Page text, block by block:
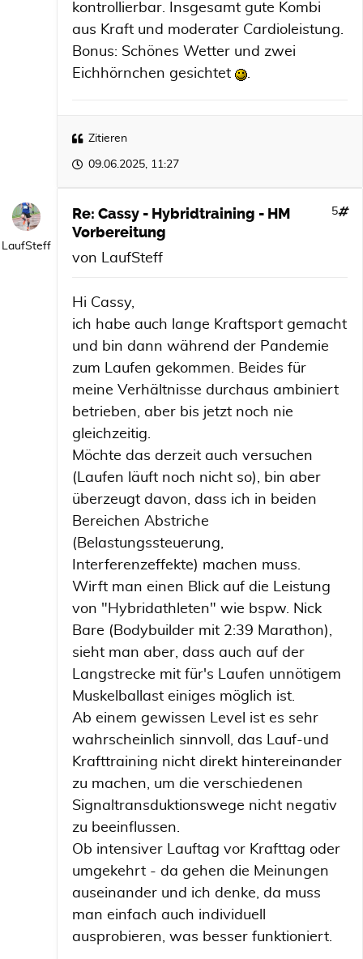
kontrollierbar. Insgesamt gute Kombi
aus Kraft und moderater Cardioleistung.
Bonus: Schönes Wetter und zwei
Eichhörnchen gesichtet
.
Zitieren
09.06.2025, 11:27
LaufSteff
Re: Cassy - Hybridtraining - HM
Vorbereitung
5
von LaufSteff
Hi Cassy,
ich habe auch lange Kraftsport gemacht
und bin dann während der Pandemie
zum Laufen gekommen. Beides für
meine Verhältnisse durchaus ambiniert
betrieben, aber bis jetzt noch nie
gleichzeitig.
Möchte das derzeit auch versuchen
(Laufen läuft noch nicht so), bin aber
überzeugt davon, dass ich in beiden
Bereichen Abstriche
(Belastungssteuerung,
Interferenzeffekte) machen muss.
Wirft man einen Blick auf die Leistung
von "Hybridathleten" wie bspw. Nick
Bare (Bodybuilder mit 2:39 Marathon),
sieht man aber, dass auch auf der
Langstrecke mit für's Laufen unnötigem
Muskelballast einiges möglich ist.
Ab einem gewissen Level ist es sehr
wahrscheinlich sinnvoll, das Lauf-und
Krafttraining nicht direkt hintereinander
zu machen, um die verschiedenen
Signaltransduktionswege nicht negativ
zu beeinflussen.
Ob intensiver Lauftag vor Krafttag oder
umgekehrt - da gehen die Meinungen
auseinander und ich denke, da muss
man einfach auch individuell
ausprobieren, was besser funktioniert.